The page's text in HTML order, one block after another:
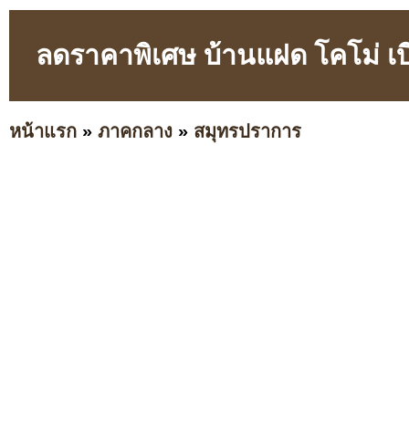
ลดราคาพิเศษ บ้านแฝด โคโม่
หน้าแรก » ภาคกลาง » สมุทรปราการ